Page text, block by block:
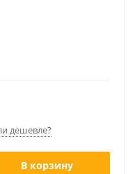
дешевле?
В корзину